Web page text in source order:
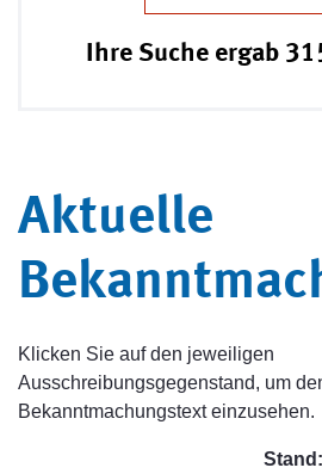
Ihre Suche ergab
Aktuelle
Klicken Sie auf den jeweiligen
Ausschreibungsgegenstand, um
Bekanntmachungstext einzusehen.
Stand: